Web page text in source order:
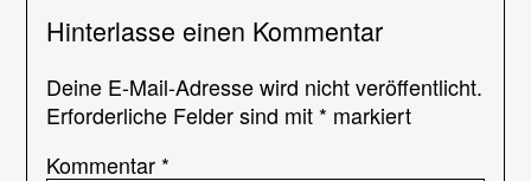
Hinterlasse einen Kommentar
Deine E-Mail-Adresse wird nicht veröffentlicht.
Erforderliche Felder sind mit * markiert
Kommentar *